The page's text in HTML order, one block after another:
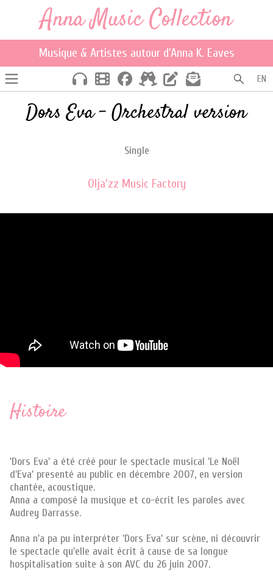
Anna Music Collection
Musique & Artistes autour d'Anna K. Eaves
EN
Dors Eva - Orchestral version
Single
Olja'zz Music Factory
Histoire
'Dors Eva' a été créé pour le spectacle musical 'Le Noël
d'Eva' presenté au public en décembre 2007, en version
chantée, acoustique.
Anna a composé la musique et co-écrit les paroles avec
Audrey Darrasse.
Anna n'a pa pu interpréter 'Dors Eva' sur scène, ni découvrir
le spectacle qu'elle avait écrit à cause de sa longue
hospitalisation suite à son AVC du 26 juin 2007.